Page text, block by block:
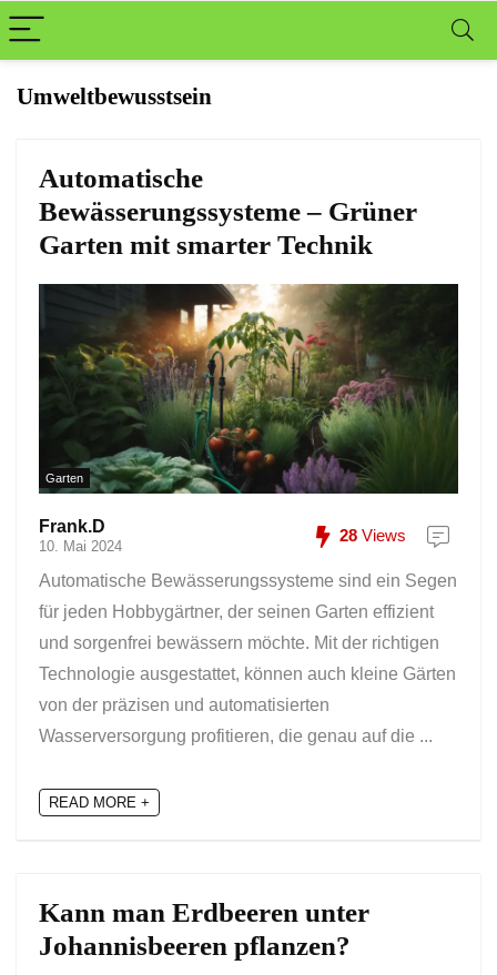
Umweltbewusstsein
Automatische
Bewässerungssysteme – Grüner
Garten mit smarter Technik
Garten
Frank.D
10. Mai 2024
28 Views
Automatische Bewässerungssysteme sind ein Segen
für jeden Hobbygärtner, der seinen Garten effizient
und sorgenfrei bewässern möchte. Mit der richtigen
Technologie ausgestattet, können auch kleine Gärten
von der präzisen und automatisierten
Wasserversorgung profitieren, die genau auf die ...
READ MORE +
Kann man Erdbeeren unter
Johannisbeeren pflanzen?